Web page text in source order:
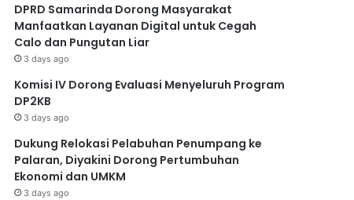
DPRD Samarinda Dorong Masyarakat
Manfaatkan Layanan Digital untuk Cegah
Calo dan Pungutan Liar
3 days ago
Komisi IV Dorong Evaluasi Menyeluruh Program
DP2KB
3 days ago
Dukung Relokasi Pelabuhan Penumpang ke
Palaran, Diyakini Dorong Pertumbuhan
Ekonomi dan UMKM
3 days ago